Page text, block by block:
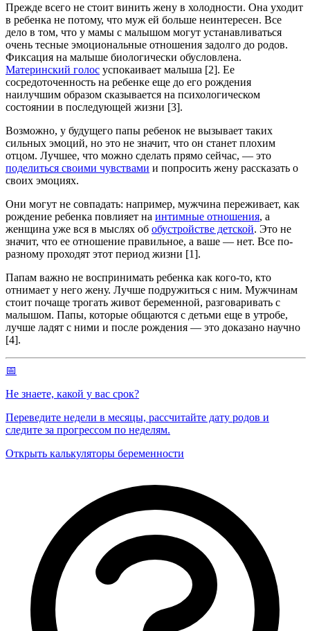
Прежде всего не стоит винить жену в холодности. Она уходит
в ребенка не потому, что муж ей больше неинтересен. Все
дело в том, что у мамы с малышом могут устанавливаться
очень тесные эмоциональные отношения задолго до родов.
Фиксация на малыше биологически обусловлена.
Материнский голос успокаивает малыша [2]. Ее
сосредоточенность на ребенке еще до его рождения
наилучшим образом сказывается на психологическом
состоянии в последующей жизни [3].
Возможно, у будущего папы ребенок не вызывает таких
сильных эмоций, но это не значит, что он станет плохим
отцом. Лучшее, что можно сделать прямо сейчас, — это
поделиться своими чувствами и попросить жену рассказать о
своих эмоциях.
Они могут не совпадать: например, мужчина переживает, как
рождение ребенка повлияет на интимные отношения, а
женщина уже вся в мыслях об обустройстве детской. Это не
значит, что ее отношение правильное, а ваше — нет. Все по-
разному проходят этот период жизни [1].
Папам важно не воспринимать ребенка как кого-то, кто
отнимает у него жену. Лучше подружиться с ним. Мужчинам
стоит почаще трогать живот беременной, разговаривать с
малышом. Папы, которые общаются с детьми еще в утробе,
лучше ладят с ними и после рождения — это доказано научно
[4].
📅
Не знаете, какой у вас срок?
Переведите недели в месяцы, рассчитайте дату родов и
следите за прогрессом по неделям.
Открыть калькуляторы беременности